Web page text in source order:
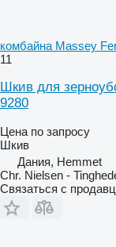
комбайна Massey
11
Шкив для
9280
Цена по запросу
Шкив
Дания, Hemmet
Chr. Nielsen -
Связаться с